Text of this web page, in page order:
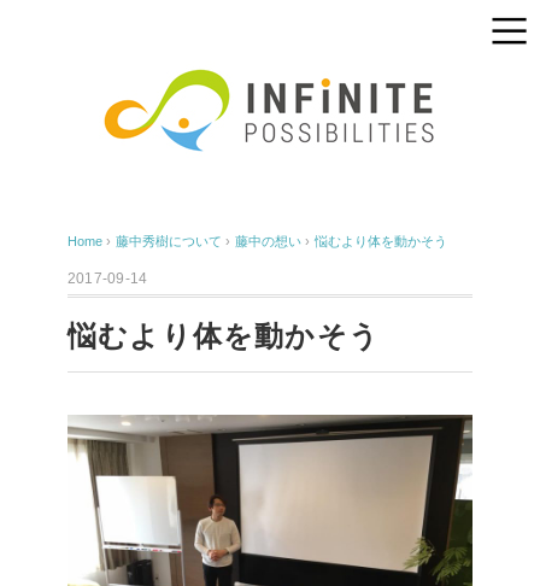
Home › 藤中秀樹について › 藤中の想い › 悩むより体を動かそう
2017-09-14
悩むより体を動かそう